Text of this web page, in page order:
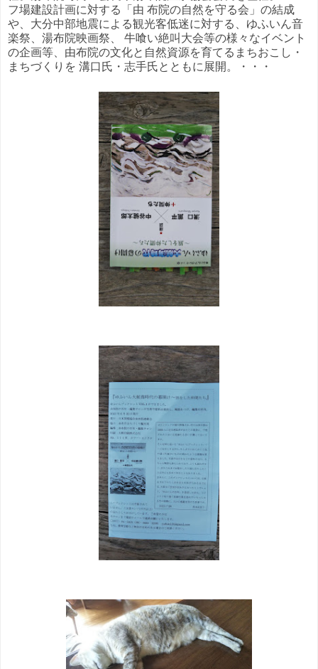
フ場建設計画に対する「由 布院の自然を守る会」の結成
や、大分中部地震による観光客低迷に対する、ゆふいん音
楽祭、湯布院映画祭、 牛喰い絶叫大会等の様々なイベント
の企画等、由布院の文化と自然資源を育てるまちおこし・
まちづくりを 溝口氏・志手氏とともに展開。・・・